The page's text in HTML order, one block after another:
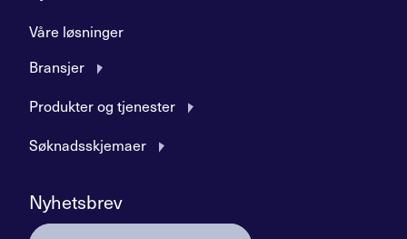
Våre løsninger
Bransjer
Produkter og tjenester
Søknadsskjemaer
Nyhetsbrev